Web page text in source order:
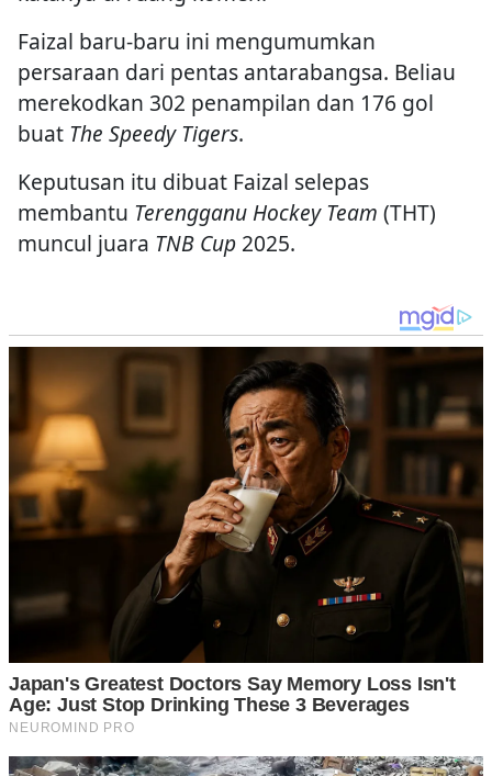
Faizal baru-baru ini mengumumkan
persaraan dari pentas antarabangsa. Beliau
merekodkan 302 penampilan dan 176 gol
buat The Speedy Tigers.
Keputusan itu dibuat Faizal selepas
membantu Terengganu Hockey Team (THT)
muncul juara TNB Cup 2025.